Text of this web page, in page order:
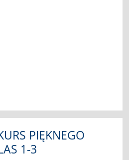
PIĘKNEGO
1-3